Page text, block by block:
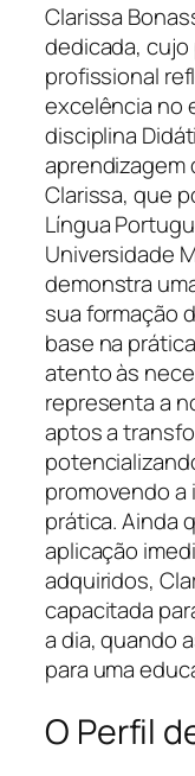
Clarissa
dedicada,
profissional
excelência no
disciplina
aprendizagem
Clarissa, que
Língua
Universidade
demonstra
sua formação
base na
atento às
representa a
aptos a
promovendo
prática. Ainda
aplicação
adquiridos,
capacitada
a dia, quando
para uma
O Perfil